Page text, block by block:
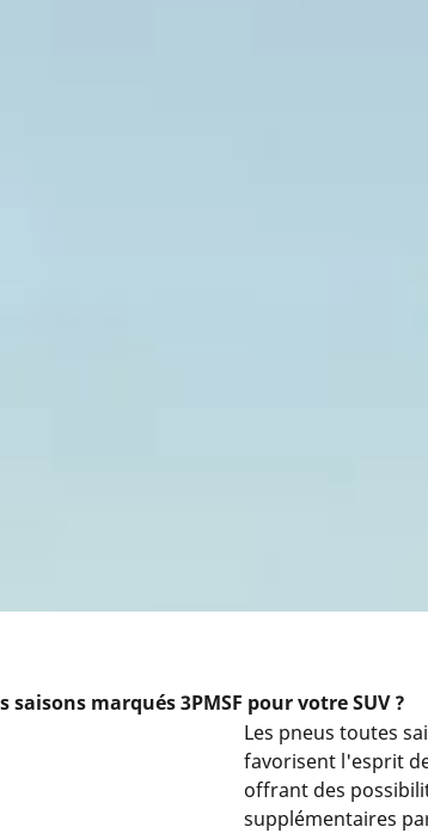
marqués 3PMSF pour votre SUV ?
Les pneus toutes
favorisent l'esprit
offrant des
supplémentaires